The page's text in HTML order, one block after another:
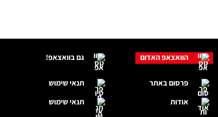
גם בוואצאפ!
תנאי שימוש
תנאי שימוש
הוואצאפ האדום
פרסום באתר
אודות